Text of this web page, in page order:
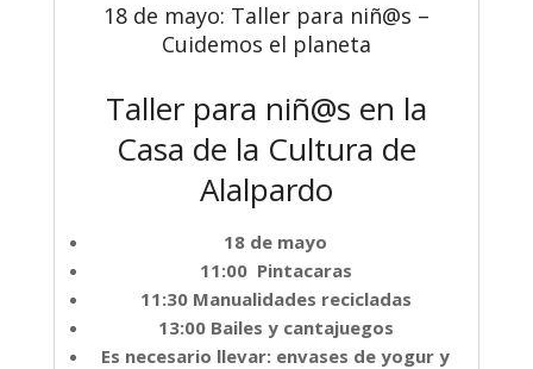
18 de mayo: Taller para niñ@s –
Cuidemos el planeta
Taller para niñ@s en la
Casa de la Cultura de
Alalpardo
18 de mayo
11:00 Pintacaras
11:30 Manualidades recicladas
13:00 Bailes y cantajuegos
Es necesario llevar: envases de yogur y